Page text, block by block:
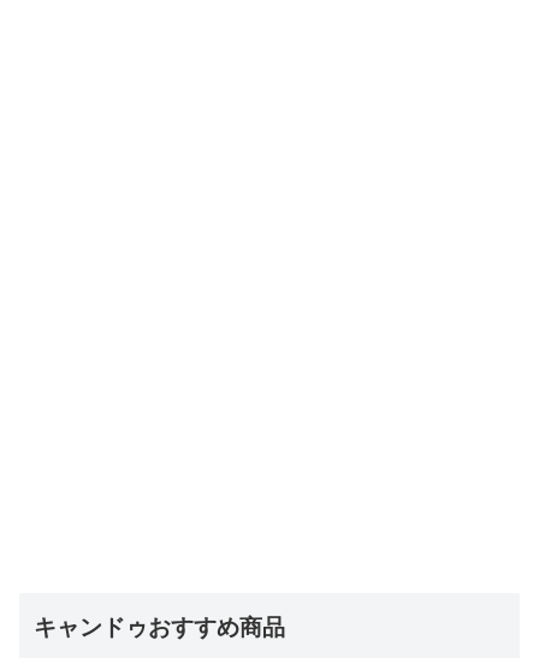
キャンドゥおすすめ商品